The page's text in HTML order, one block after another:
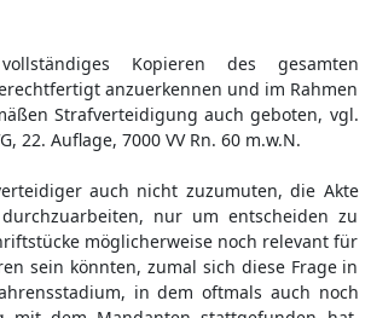
Kopieren des gesamten
anzuerkennen und im Rahmen
Strafverteidigung auch geboten, vgl.
22. Auflage, 7000 VV Rn. 60 m.w.N.
auch nicht zuzumuten, die Akte
nur um entscheiden zu
möglicherweise noch relevant für
sein könnten, zumal sich diese Frage in
in dem oftmals auch noch